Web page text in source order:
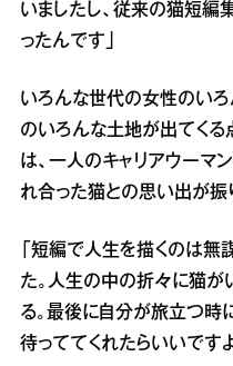
いましたし、従来の猫短編
ったんです」
いろんな世代の女性のい
のいろんな土地が出てくる
は、一人のキャリアウーマ
れ合った猫との思い出が振
「短編で人生を描くのは無
た。人生の中の折々に猫が
る。最後に自分が旅立つ時
待っててくれたらいいですよ